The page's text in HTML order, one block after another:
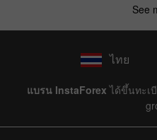
See
ไทย
แบรน InstaForex ได้ขึ้นทะเ